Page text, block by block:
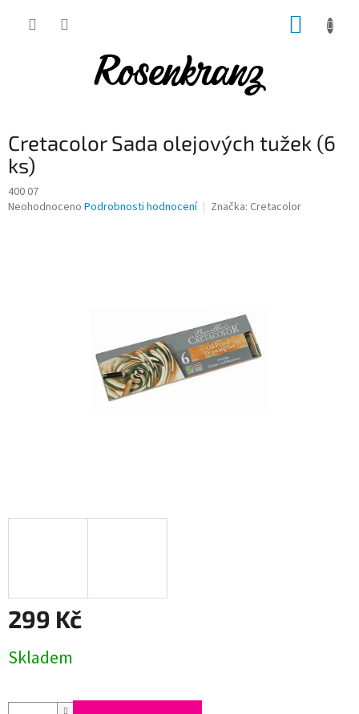
Cretacolor Sada olejových tužek (6
ks)
400 07
Průměrné
Neohodnoceno Podrobnosti hodnocení Značka: Cretacolor
299 Kč
cena:
Skladem